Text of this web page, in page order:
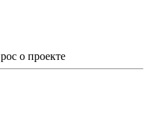
о проекте